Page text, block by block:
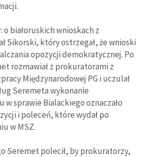
białoruskich wnioskach z
Sikorski, który ostrzegał, że wnioski
opozycji demokratycznej. Po
rozmawiał z prokuratorami z
Międzynarodowej PG i uczulał
Seremeta wykonanie
w sprawie Bialackiego oznaczało
i poleceń, które wydał po
w MSZ.
Seremet polecił, by prokuratorzy,